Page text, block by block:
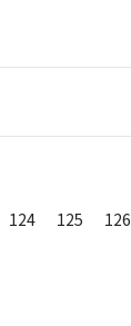
124 125 126